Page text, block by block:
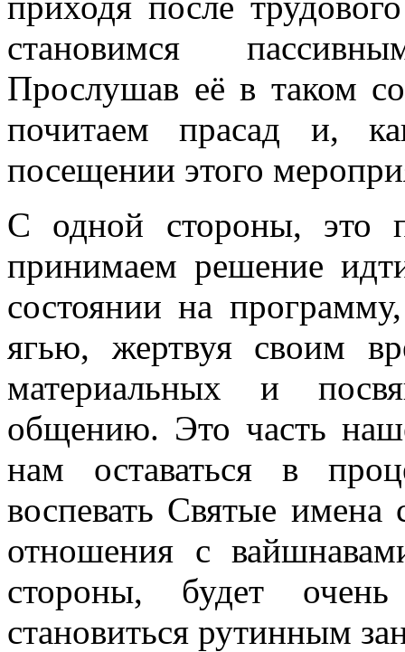
становимся
Прослушав её в таком
почитаем прасад и,
посещении этого
С одной стороны, это
принимаем решение
состоянии на
ягью, жертвуя своим
материальных и
общению. Это часть
нам оставаться в
воспевать Святые
отношения с
стороны, будет
становиться рутинным